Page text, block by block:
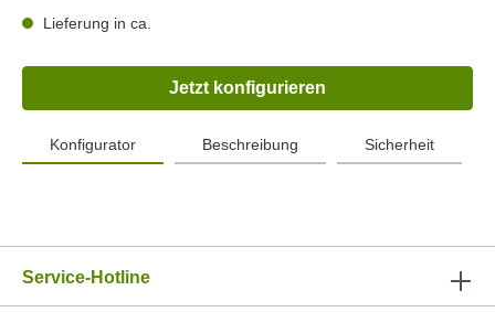
Lieferung in ca.
Jetzt konfigurieren
Konfigurator Beschreibung Sicherheit
Service-Hotline